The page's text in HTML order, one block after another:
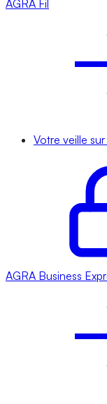
AGRA Fil
Votre veille
AGRA Business